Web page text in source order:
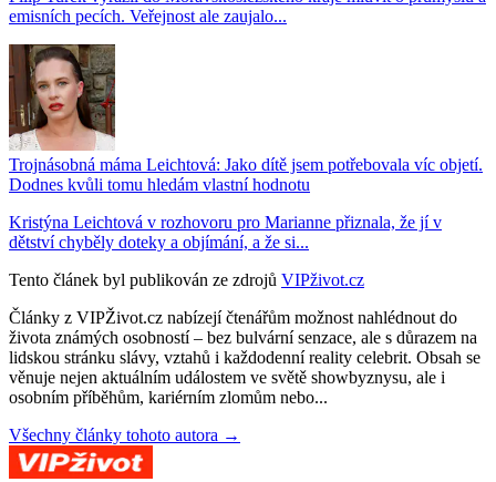
emisních pecích. Veřejnost ale zaujalo...
Trojnásobná máma Leichtová: Jako dítě jsem potřebovala víc objetí.
Dodnes kvůli tomu hledám vlastní hodnotu
Kristýna Leichtová v rozhovoru pro Marianne přiznala, že jí v
dětství chyběly doteky a objímání, a že si...
Tento článek byl publikován ze zdrojů VIPživot.cz
Články z VIPŽivot.cz nabízejí čtenářům možnost nahlédnout do
života známých osobností – bez bulvární senzace, ale s důrazem na
lidskou stránku slávy, vztahů i každodenní reality celebrit. Obsah se
věnuje nejen aktuálním událostem ve světě showbyznysu, ale i
osobním příběhům, kariérním zlomům nebo...
Všechny články tohoto autora →